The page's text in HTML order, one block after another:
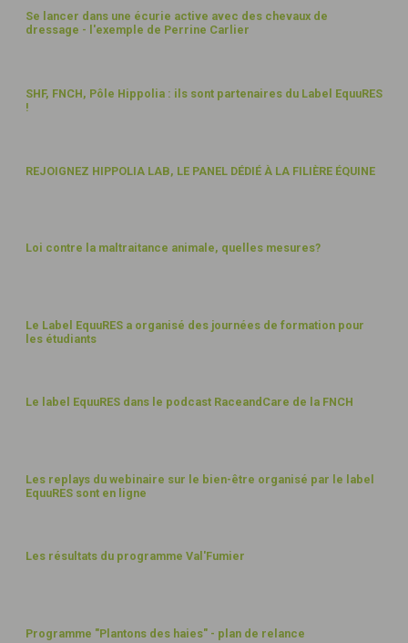
14
AVR22
Se lancer dans une écurie active avec des chevaux de
dressage - l'exemple de Perrine Carlier
3
SHF, FNCH, Pôle Hippolia : ils sont partenaires du Label EquuRES
!
20
REJOIGNEZ HIPPOLIA LAB, LE PANEL DÉDIÉ À LA FILIÈRE ÉQUINE
14
Loi contre la maltraitance animale, quelles mesures?
18
NOV21
Le Label EquuRES a organisé des journées de formation pour
les étudiants
23
Le label EquuRES dans le podcast RaceandCare de la FNCH
13
JUIL21
Les replays du webinaire sur le bien-être organisé par le label
EquuRES sont en ligne
8
Les résultats du programme Val'Fumier
29
Programme "Plantons des haies" - plan de relance